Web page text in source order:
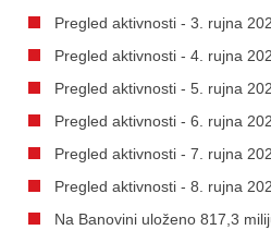
Pregled aktivnosti - 3. rujna
Pregled aktivnosti - 4. rujna
Pregled aktivnosti - 5. rujna
Pregled aktivnosti - 6. rujna
Pregled aktivnosti - 7. rujna
Pregled aktivnosti - 8. rujna
Na Banovini uloženo 817,3